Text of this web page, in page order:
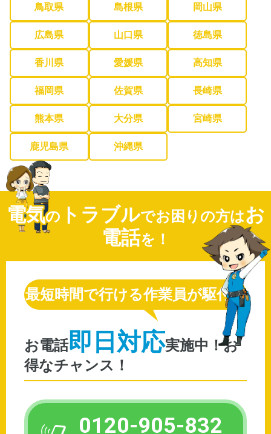
鳥取県 島根県 岡山県
広島県 山口県 徳島県
香川県 愛媛県 高知県
福岡県 佐賀県 長崎県
熊本県 大分県 宮崎県
鹿児島県 沖縄県
電気の トラブルでお困りの方はお
電話を！
最短時間で行ける作業員が駆付け
お電話即日対応
0120-905-832